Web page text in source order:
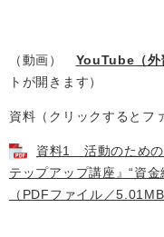
（動画） YouTube （
トが開きます）
資料（クリックするとフ
資料1 活動のための
テップアップ講座』“資
（PDFファイル／5.01MB